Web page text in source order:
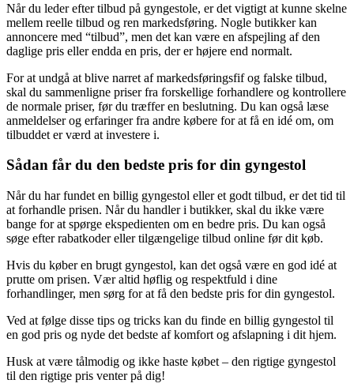
Når du leder efter tilbud på gyngestole, er det vigtigt at kunne skelne
mellem reelle tilbud og ren markedsføring. Nogle butikker kan
annoncere med “tilbud”, men det kan være en afspejling af den
daglige pris eller endda en pris, der er højere end normalt.
For at undgå at blive narret af markedsføringsfif og falske tilbud,
skal du sammenligne priser fra forskellige forhandlere og kontrollere
de normale priser, før du træffer en beslutning. Du kan også læse
anmeldelser og erfaringer fra andre købere for at få en idé om, om
tilbuddet er værd at investere i.
Sådan får du den bedste pris for din gyngestol
Når du har fundet en billig gyngestol eller et godt tilbud, er det tid til
at forhandle prisen. Når du handler i butikker, skal du ikke være
bange for at spørge ekspedienten om en bedre pris. Du kan også
søge efter rabatkoder eller tilgængelige tilbud online før dit køb.
Hvis du køber en brugt gyngestol, kan det også være en god idé at
prutte om prisen. Vær altid høflig og respektfuld i dine
forhandlinger, men sørg for at få den bedste pris for din gyngestol.
Ved at følge disse tips og tricks kan du finde en billig gyngestol til
en god pris og nyde det bedste af komfort og afslapning i dit hjem.
Husk at være tålmodig og ikke haste købet – den rigtige gyngestol
til den rigtige pris venter på dig!